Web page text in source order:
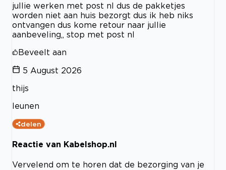
jullie werken met post nl dus de pakketjes
worden niet aan huis bezorgt dus ik heb niks
ontvangen dus kome retour naar jullie
aanbeveling,, stop met post nl
Beveelt aan
5 August 2026
thijs
leunen
delen
Reactie van Kabelshop.nl
Vervelend om te horen dat de bezorging van je